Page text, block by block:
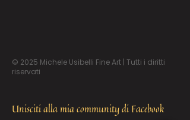
© 2025 Michele Usibelli Fine Art | Tutti i diritti
riservati
Unisciti alla mia community di Facebook